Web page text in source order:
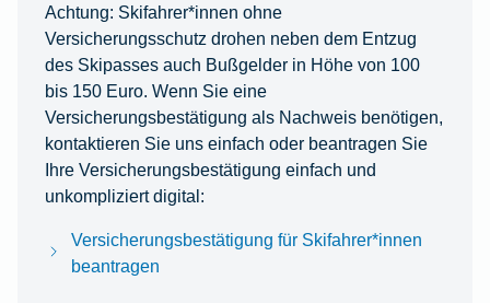
Achtung: Skifahrer*innen ohne
Versicherungsschutz drohen neben dem Entzug
des Skipasses auch Bußgelder in Höhe von 100
bis 150 Euro. Wenn Sie eine
Versicherungsbestätigung als Nachweis benötigen,
kontaktieren Sie uns einfach oder beantragen Sie
Ihre Versicherungsbestätigung einfach und
unkompliziert digital:
Versicherungsbestätigung für Skifahrer*innen
beantragen